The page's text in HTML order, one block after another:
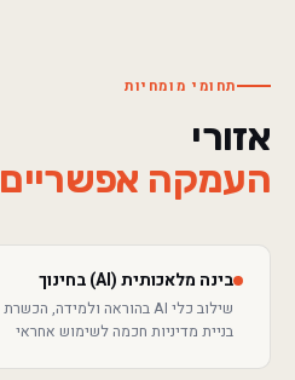
תחומי מומחיות
אזורי
העמקה אפשריים
בינה מלאכותית (AI) בחינוך
בניית מדיניות חכמה לשימוש אחראי